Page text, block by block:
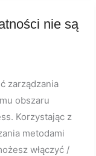
nie są
zarządzania
obszaru
Korzystając z
metodami
włączyć /